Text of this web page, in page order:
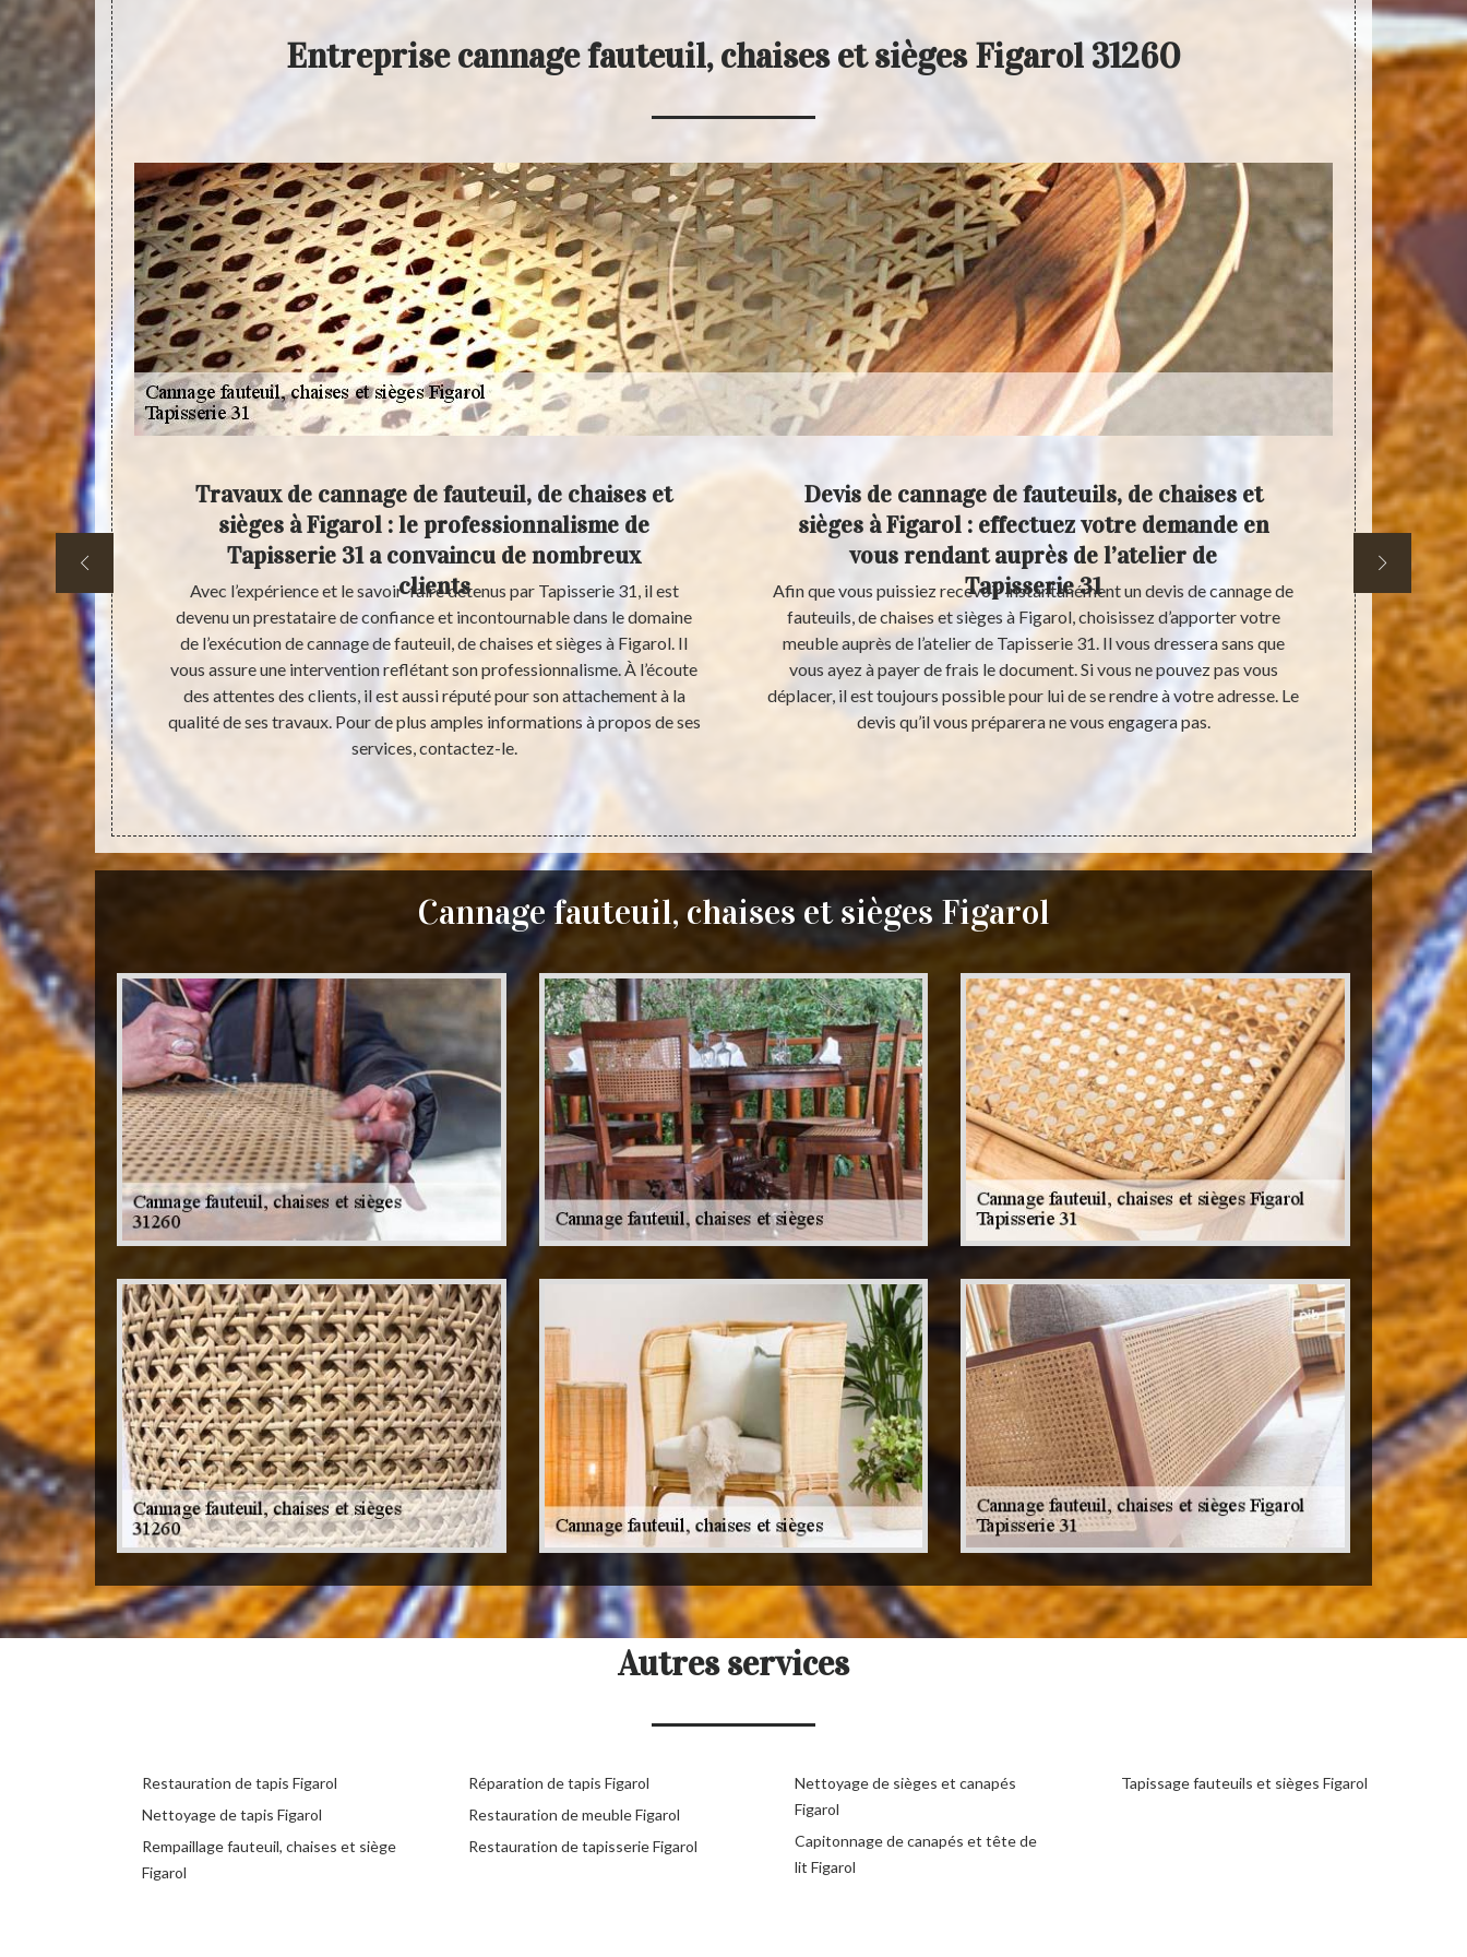
Entreprise cannage fauteuil, chaises et sièges Figarol 31260
de
? Vous
cas, les
31 peuvent
chaises et
canneur,
ce secteur,
Travaux de cannage de fauteuil, de chaises et
sièges à Figarol : le professionnalisme de
Tapisserie 31 a convaincu de nombreux
clients
Avec l’expérience et le savoir-faire détenus par Tapisserie 31, il est
devenu un prestataire de confiance et incontournable dans le domaine
de l’exécution de cannage de fauteuil, de chaises et sièges à Figarol. Il
vous assure une intervention reflétant son professionnalisme. À l’écoute
des attentes des clients, il est aussi réputé pour son attachement à la
qualité de ses travaux. Pour de plus amples informations à propos de ses
services, contactez-le.
Devis de cannage de fauteuils, de chaises et
sièges à Figarol : effectuez votre demande en
vous rendant auprès de l’atelier de
Tapisserie 31
Afin que vous puissiez recevoir instantanément un devis de cannage de
fauteuils, de chaises et sièges à Figarol, choisissez d’apporter votre
meuble auprès de l’atelier de Tapisserie 31. Il vous dressera sans que
vous ayez à payer de frais le document. Si vous ne pouvez pas vous
déplacer, il est toujours possible pour lui de se rendre à votre adresse. Le
devis qu’il vous préparera ne vous engagera pas.
et
Si vous
modèle
31. celui-ci
qualité et
pour le
Figarol.
plus
Cannage fauteuil, chaises et sièges Figarol
Autres services
Restauration de tapis Figarol
Nettoyage de tapis Figarol
Rempaillage fauteuil, chaises et siège
Figarol
Réparation de tapis Figarol
Restauration de meuble Figarol
Restauration de tapisserie Figarol
Nettoyage de sièges et canapés
Figarol
Capitonnage de canapés et tête de
lit Figarol
Tapissage fauteuils et sièges Figarol